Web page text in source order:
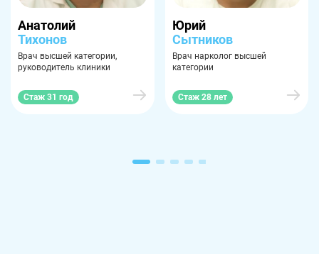
Анатолий
Тихонов
Врач высшей категории,
руководитель клиники
Стаж 31 год
Юрий
Сытников
Врач нарколог высшей
категории
Стаж 28 лет